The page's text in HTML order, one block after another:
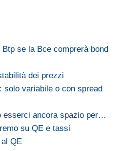
se la Bce comprerà bond
dei prezzi
solo variabile o con spread
esserci ancora spazio per…
su QE e tassi
QE